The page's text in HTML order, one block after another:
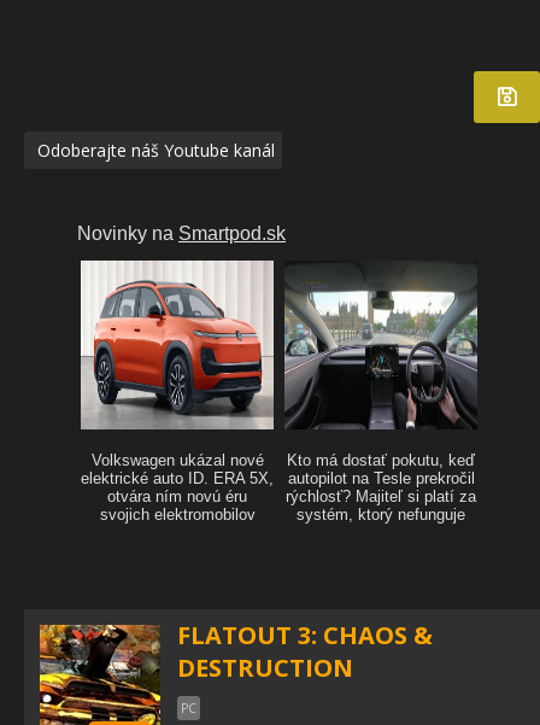
Odoberajte náš Youtube kanál
FLATOUT 3: CHAOS &
DESTRUCTION
PC